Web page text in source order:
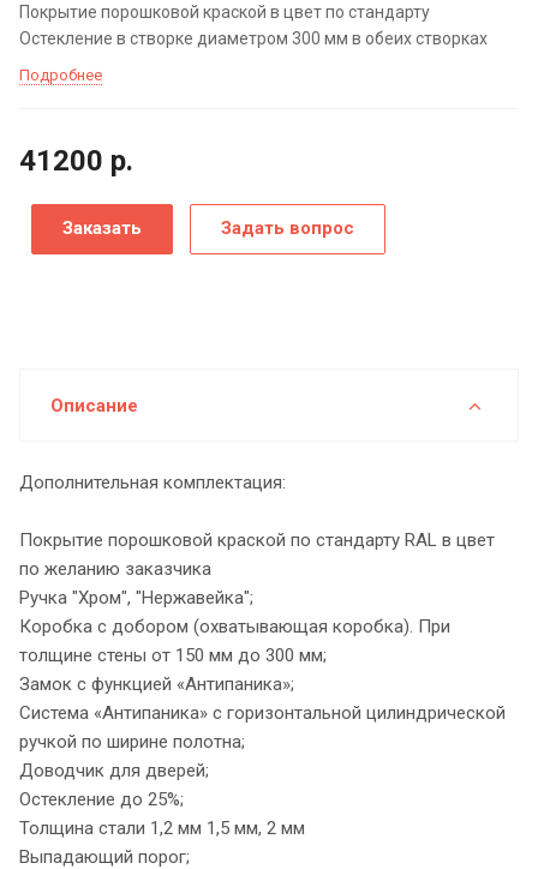
Покрытие порошковой краской в цвет по стандарту
Остекление в створке диаметром 300 мм в обеих створках
Подробнее
41200 р.
Заказать Задать вопрос
Описание
Дополнительная комплектация:
Покрытие порошковой краской по стандарту RAL в цвет
по желанию заказчика
Ручка "Хром", "Нержавейка";
Коробка с добором (охватывающая коробка). При
толщине стены от 150 мм до 300 мм;
Замок с функцией «Антипаника»;
Система «Антипаника» с горизонтальной цилиндрической
ручкой по ширине полотна;
Доводчик для дверей;
Остекление до 25%;
Толщина стали 1,2 мм 1,5 мм, 2 мм
Выпадающий порог;